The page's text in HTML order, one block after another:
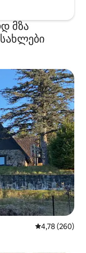
მზა
საშუალო
4,78 (260)